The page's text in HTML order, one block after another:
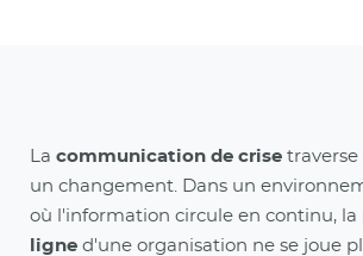
La communication de crise
un changement. Dans un
où l'information circule en continu, la
ligne d'une organisation ne se joue